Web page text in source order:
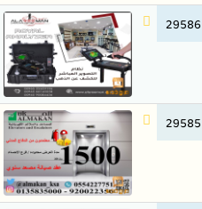
29586
29585